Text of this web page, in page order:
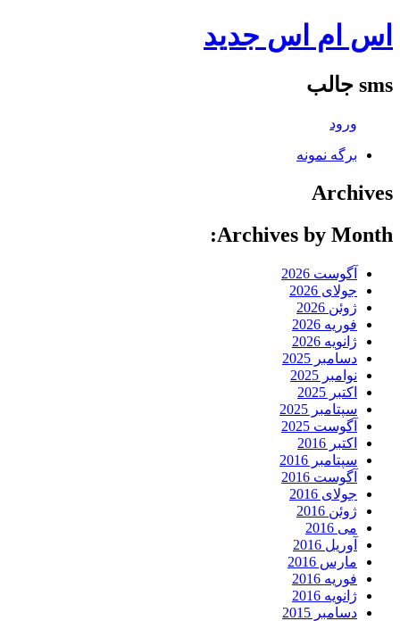
اس ام اس جدید
sms جالب
ورود
برگه نمونه
Archives
Archives by Month:
آگوست 2026
جولای 2026
ژوئن 2026
فوریه 2026
ژانویه 2026
دسامبر 2025
نوامبر 2025
اکتبر 2025
سپتامبر 2025
آگوست 2025
اکتبر 2016
سپتامبر 2016
آگوست 2016
جولای 2016
ژوئن 2016
می 2016
آوریل 2016
مارس 2016
فوریه 2016
ژانویه 2016
دسامبر 2015